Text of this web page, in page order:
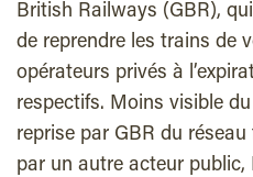
British Railways (GBR),
de reprendre les trains de
opérateurs privés à
respectifs. Moins visible
reprise par GBR du
par un autre acteur public,